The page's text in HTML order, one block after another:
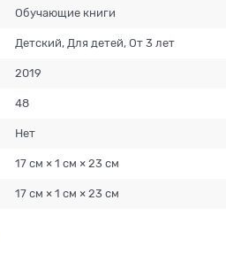
Обучающие книги
Детский, Для детей, От 3 лет
2019
48
Нет
17 см × 1 см × 23 см
17 см × 1 см × 23 см